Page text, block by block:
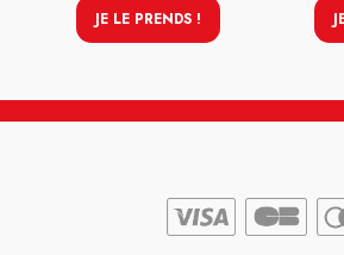
JE LE PRENDS !